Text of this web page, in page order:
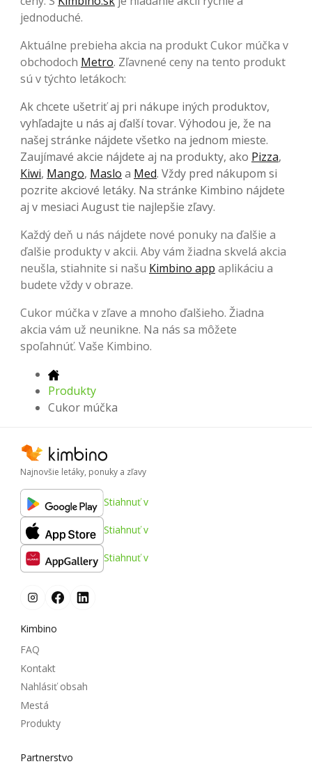
jednoduché.
Aktuálne prebieha akcia na produkt Cukor múčka v
obchodoch Metro. Zľavnené ceny na tento produkt
sú v týchto letákoch:
Ak chcete ušetriť aj pri nákupe iných produktov,
vyhľadajte u nás aj ďalší tovar. Výhodou je, že na
našej stránke nájdete všetko na jednom mieste.
Zaujímavé akcie nájdete aj na produkty, ako Pizza,
Kiwi, Mango, Maslo a Med. Vždy pred nákupom si
pozrite akciové letáky. Na stránke Kimbino nájdete
aj v mesiaci August tie najlepšie zľavy.
Každý deň u nás nájdete nové ponuky na ďalšie a
ďalšie produkty v akcii. Aby vám žiadna skvelá akcia
neušla, stiahnite si našu Kimbino app aplikáciu a
budete vždy v obraze.
Cukor múčka v zľave a mnoho ďalšieho. Žiadna
akcia vám už neunikne. Na nás sa môžete
spoľahnúť. Vaše Kimbino.
Produkty
Cukor múčka
Najnovšie letáky, ponuky a zľavy
Stiahnuť v
Stiahnuť v
Stiahnuť v
Kimbino
FAQ
Kontakt
Nahlásiť obsah
Mestá
Produkty
Partnerstvo